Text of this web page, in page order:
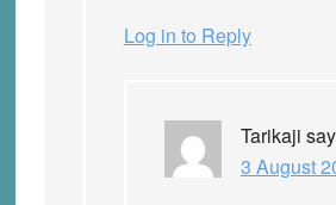
Log in to Reply
Tarikaji
3 August